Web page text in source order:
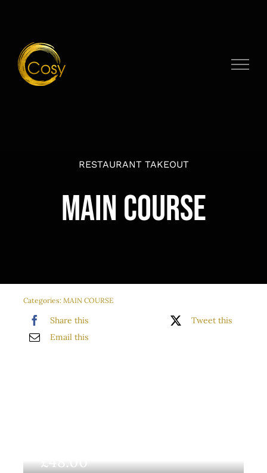
springen
RESTAURANT TAKEOUT
MAIN COURSE
Categories: MAIN COURSE
Share this
Tweet this
Email this
£48.00